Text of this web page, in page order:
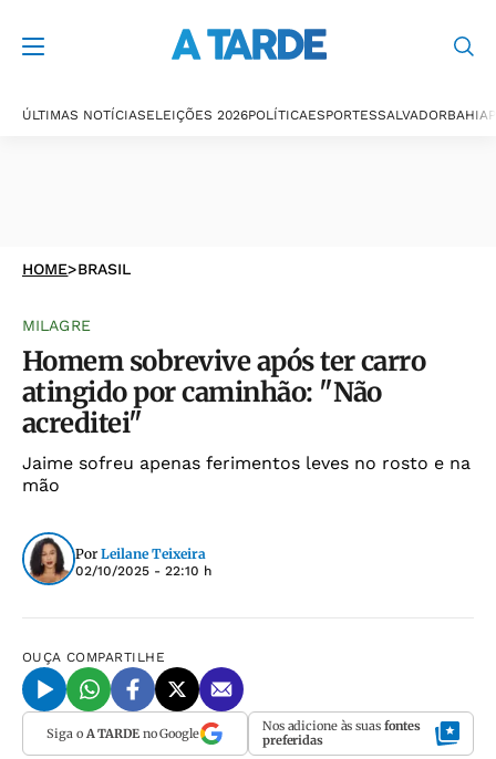
ÚLTIMAS NOTÍCIASELEIÇÕES 2026POLÍTICAESPORTESSALVADORBAHIA
HOME>BRASIL
MILAGRE
Homem sobrevive após ter carro
atingido por caminhão: "Não
acreditei"
Jaime sofreu apenas ferimentos leves no rosto e na
mão
Por Leilane Teixeira
02/10/2025 - 22:10 h
OUÇA COMPARTILHE
Siga o A TARDEno Google Nos adicione às suas fontes
preferidas